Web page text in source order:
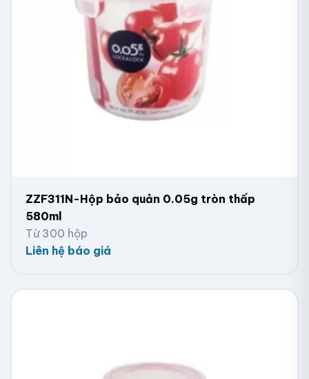
ZZF311N-Hộp bảo quản 0.05g tròn thấp
580ml
Từ 300 hộp
Liên hệ báo giá